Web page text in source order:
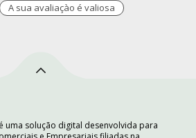
A sua avaliaçào é valiosa
uma solução digital desenvolvida para